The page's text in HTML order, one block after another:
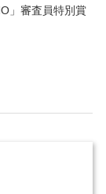
」審査員特別賞